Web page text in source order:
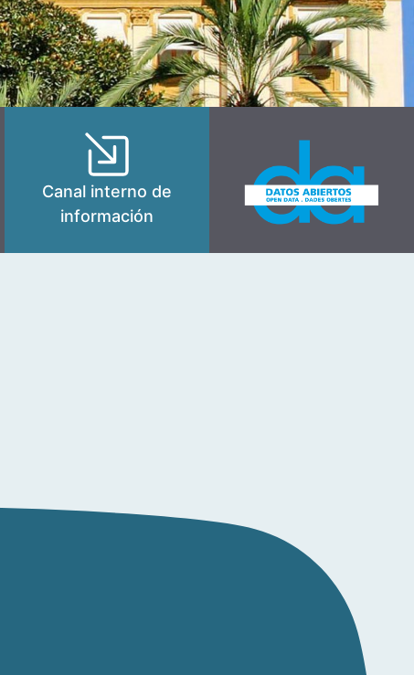
Canal interno de
información